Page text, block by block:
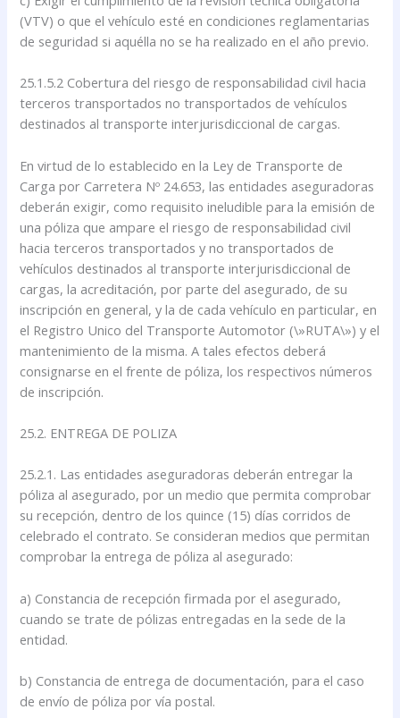
(VTV) o que el vehículo esté en condiciones reglamentarias
de seguridad si aquélla no se ha realizado en el año previo.
25.1.5.2 Cobertura del riesgo de responsabilidad civil hacia
terceros transportados no transportados de vehículos
destinados al transporte interjurisdiccional de cargas.
En virtud de lo establecido en la Ley de Transporte de
Carga por Carretera Nº 24.653, las entidades aseguradoras
deberán exigir, como requisito ineludible para la emisión de
una póliza que ampare el riesgo de responsabilidad civil
hacia terceros transportados y no transportados de
vehículos destinados al transporte interjurisdiccional de
cargas, la acreditación, por parte del asegurado, de su
inscripción en general, y la de cada vehículo en particular, en
el Registro Unico del Transporte Automotor (\»RUTA\») y el
mantenimiento de la misma. A tales efectos deberá
consignarse en el frente de póliza, los respectivos números
de inscripción.
25.2. ENTREGA DE POLIZA
25.2.1. Las entidades aseguradoras deberán entregar la
póliza al asegurado, por un medio que permita comprobar
su recepción, dentro de los quince (15) días corridos de
celebrado el contrato. Se consideran medios que permitan
comprobar la entrega de póliza al asegurado:
a) Constancia de recepción firmada por el asegurado,
cuando se trate de pólizas entregadas en la sede de la
entidad.
b) Constancia de entrega de documentación, para el caso
de envío de póliza por vía postal.